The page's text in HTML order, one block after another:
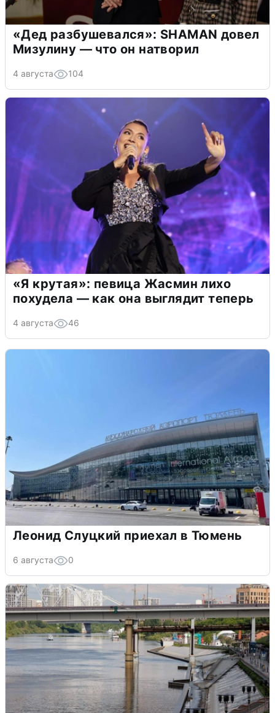
«Дед разбушевался»: SHAMAN довел
Мизулину — что он натворил
4 августа 104
«Я крутая»: певица Жасмин лихо
похудела — как она выглядит теперь
4 августа 46
Леонид Слуцкий приехал в Тюмень
6 августа 0